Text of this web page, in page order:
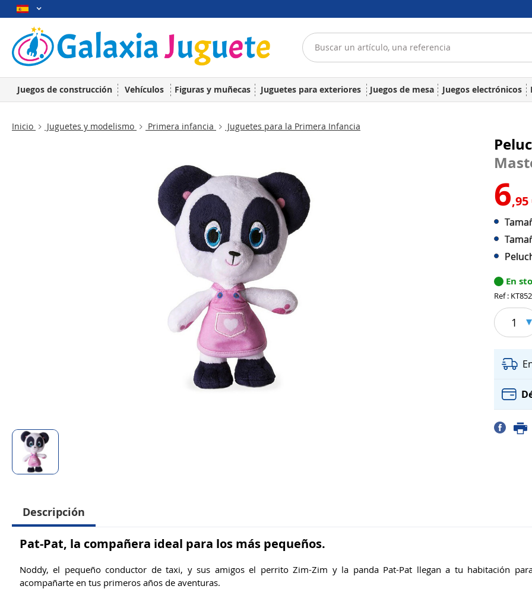
Juegos de construcción Vehículos Figuras y muñecas Juguetes para exteriores Juegos de mesa Juegos electrónicos
Inicio Juguetes y modelismo Primera infancia Juguetes para la Primera Infancia
6,95
En
Ref :
1
Descripción
Pat-Pat, la compañera ideal para los más pequeños.
Noddy, el pequeño conductor de taxi, y sus amigos el perrito Zim-Zim y la panda Pat-Pat llegan a tu habitación
acompañarte en tus primeros años de aventuras.